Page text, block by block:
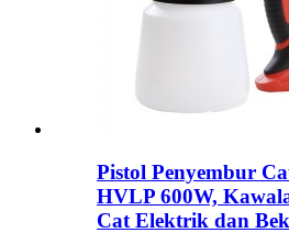
Pistol Penyembur
HVLP 600W,
Cat Elektrik dan